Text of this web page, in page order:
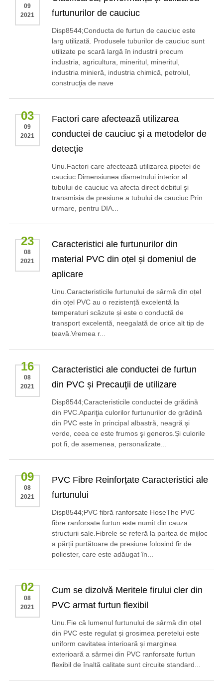
09
2021
furtunurilor de cauciuc
Disp8544;Conducta de furtun de cauciuc este
larg utilizată. Produsele tuburilor de cauciuc sunt
utilizate pe scară largă în industrii precum
industria, agricultura, mineritul, mineritul,
industria minieră, industria chimică, petrolul,
construcţia de nave
03
09
2021
Factori care afectează utilizarea
conductei de cauciuc și a metodelor de
detecție
Unu.Factori care afectează utilizarea pipetei de
cauciuc Dimensiunea diametrului interior al
tubului de cauciuc va afecta direct debitul şi
transmisia de presiune a tubului de cauciuc.Prin
urmare, pentru DIA...
23
08
2021
Caracteristici ale furtunurilor din
material PVC din oțel și domeniul de
aplicare
Unu.Caracteristicile furtunului de sârmă din oțel
din oțel PVC au o rezistență excelentă la
temperaturi scăzute și este o conductă de
transport excelentă, neegalată de orice alt tip de
țeavă.Vremea r...
16
08
2021
Caracteristici ale conductei de furtun
din PVC și Precauţii de utilizare
Disp8544;Caracteristicile conductei de grădină
din PVC.Apariţia culorilor furtunurilor de grădină
din PVC este în principal albastră, neagră şi
verde, ceea ce este frumos şi generos.Și culorile
pot fi, de asemenea, personalizate...
09
08
2021
PVC Fibre Reinforțate Caracteristici ale
furtunului
Disp8544;PVC fibră ranforsate HoseThe PVC
fibre ranforsate furtun este numit din cauza
structurii sale.Fibrele se referă la partea de mijloc
a părții purtătoare de presiune folosind fir de
poliester, care este adăugat în...
02
08
2021
Cum se dizolvă Meritele firului cler din
PVC armat furtun flexibil
Unu.Fie că lumenul furtunului de sârmă din oțel
din PVC este regulat și grosimea peretelui este
uniform cavitatea interioară și marginea
exterioară a sârmei din PVC ranforsate furtun
flexibil de înaltă calitate sunt circuite standard...